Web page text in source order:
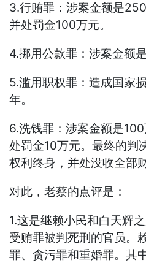
3.行贿罪：涉案金额是
并处罚金100万元。
4.挪用公款罪：涉案金额
5.滥用职权罪：造成国家
年。
6.洗钱罪：涉案金额是
处罚金10万元。最终的判
权利终身，并处没收全部财
对此，老蔡的点评是：
1.这是继赖小民和白天辉
受贿罪被判死刑的官员。
罪、贪污罪和重婚罪。其